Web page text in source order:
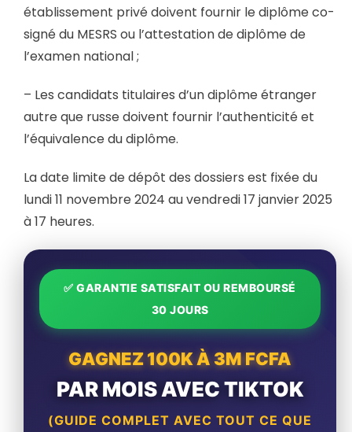
établissement privé doivent fournir le diplôme co-
signé du MESRS ou l’attestation de diplôme de
l’examen national ;
– Les candidats titulaires d’un diplôme étranger
autre que russe doivent fournir l’authenticité et
l’équivalence du diplôme.
La date limite de dépôt des dossiers est fixée du
lundi 11 novembre 2024 au vendredi 17 janvier 2025
à 17 heures.
✅ GARANTIE SATISFAIT OU REMBOURSÉ
30 JOURS
GAGNEZ 100K À 3M FCFA
PAR MOIS AVEC TIKTOK
(GUIDE COMPLET AVEC TOUT CE QUE